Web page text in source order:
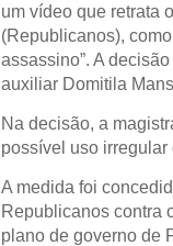
um vídeo que retrata
(Republicanos),
assassino”. A
auxiliar Domitila
Na decisão, a
possível uso
A medida foi
Republicanos contra
plano de governo de